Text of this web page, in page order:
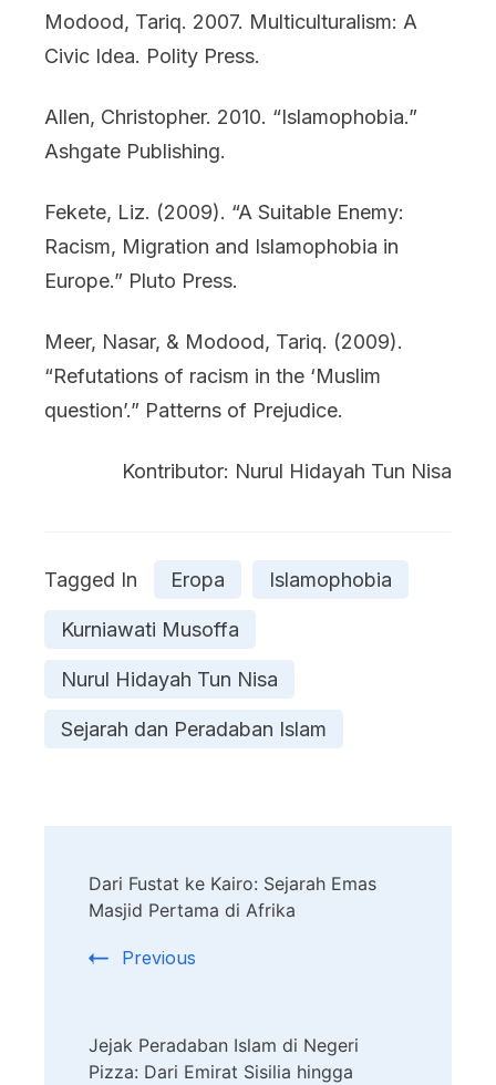
Modood, Tariq. 2007. Multiculturalism: A
Civic Idea. Polity Press.
Allen, Christopher. 2010. “Islamophobia.”
Ashgate Publishing.
Fekete, Liz. (2009). “A Suitable Enemy:
Racism, Migration and Islamophobia in
Europe.” Pluto Press.
Meer, Nasar, & Modood, Tariq. (2009).
“Refutations of racism in the ‘Muslim
question’.” Patterns of Prejudice.
Kontributor: Nurul Hidayah Tun Nisa
Tagged In Eropa Islamophobia
Kurniawati Musoffa
Nurul Hidayah Tun Nisa
Sejarah dan Peradaban Islam
Navigation
Dari Fustat ke Kairo: Sejarah Emas
Masjid Pertama di Afrika
Previous
Jejak Peradaban Islam di Negeri
Pizza: Dari Emirat Sisilia hingga